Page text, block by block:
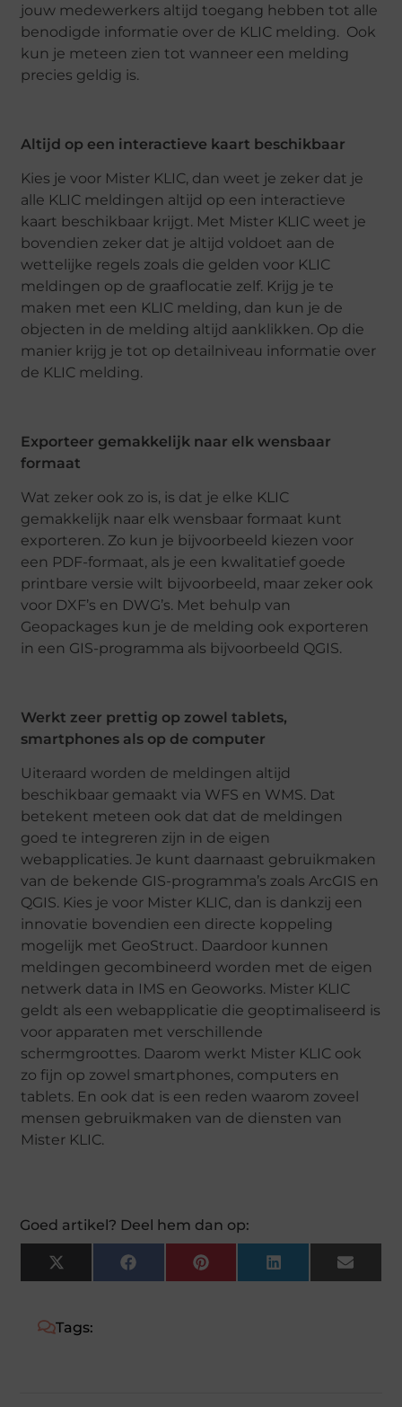
jouw medewerkers altijd toegang hebben tot alle
benodigde informatie over de KLIC melding. Ook
kun je meteen zien tot wanneer een melding
precies geldig is.
Altijd op een interactieve kaart beschikbaar
Kies je voor Mister KLIC, dan weet je zeker dat je
alle KLIC meldingen altijd op een interactieve
kaart beschikbaar krijgt. Met Mister KLIC weet je
bovendien zeker dat je altijd voldoet aan de
wettelijke regels zoals die gelden voor KLIC
meldingen op de graaflocatie zelf. Krijg je te
maken met een KLIC melding, dan kun je de
objecten in de melding altijd aanklikken. Op die
manier krijg je tot op detailniveau informatie over
de KLIC melding.
Exporteer gemakkelijk naar elk wensbaar
formaat
Wat zeker ook zo is, is dat je elke KLIC
gemakkelijk naar elk wensbaar formaat kunt
exporteren. Zo kun je bijvoorbeeld kiezen voor
een PDF-formaat, als je een kwalitatief goede
printbare versie wilt bijvoorbeeld, maar zeker ook
voor DXF’s en DWG’s. Met behulp van
Geopackages kun je de melding ook exporteren
in een GIS-programma als bijvoorbeeld QGIS.
Werkt zeer prettig op zowel tablets,
smartphones als op de computer
Uiteraard worden de meldingen altijd
beschikbaar gemaakt via WFS en WMS. Dat
betekent meteen ook dat dat de meldingen
goed te integreren zijn in de eigen
webapplicaties. Je kunt daarnaast gebruikmaken
van de bekende GIS-programma’s zoals ArcGIS en
QGIS. Kies je voor Mister KLIC, dan is dankzij een
innovatie bovendien een directe koppeling
mogelijk met GeoStruct. Daardoor kunnen
meldingen gecombineerd worden met de eigen
netwerk data in IMS en Geoworks. Mister KLIC
geldt als een webapplicatie die geoptimaliseerd is
voor apparaten met verschillende
schermgroottes. Daarom werkt Mister KLIC ook
zo fijn op zowel smartphones, computers en
tablets. En ook dat is een reden waarom zoveel
mensen gebruikmaken van de diensten van
Mister KLIC.
Goed artikel? Deel hem dan op:
X
(Twitter)
FacebookPinterestLinkedIn Email
Tags: